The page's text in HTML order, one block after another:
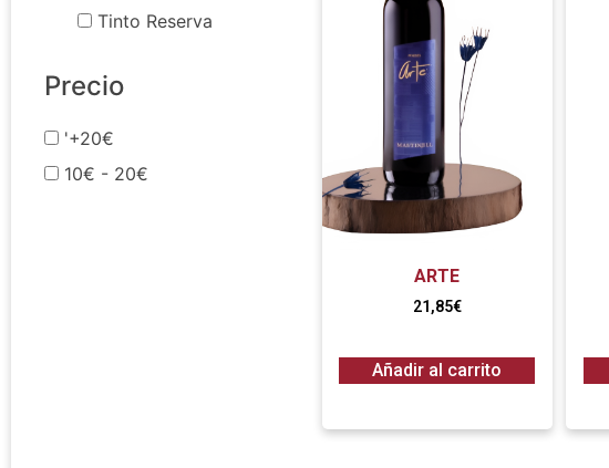
Tinto Reserva
Precio
'+20€
10€ - 20€
ARTE
21,85€
Añadir al carrito